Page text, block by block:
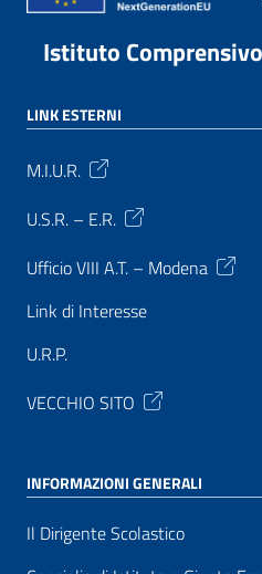
Istituto
LINK ESTERNI
M.I.U.R.
U.S.R. – E.R.
Ufficio VIII A.T. – Modena
Link di Interesse
U.R.P.
VECCHIO SITO
INFORMAZIONI GENERALI
Il Dirigente Scolastico